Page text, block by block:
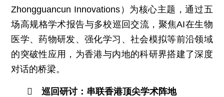
Zhongguancun Innovations）为核心主题，通过五
场高规格学术报告与多校巡回交流，聚焦AI在生物
医学、药物研发、强化学习、社会模拟等前沿领域
的突破性应用，为香港与内地的科研界搭建了深度
对话的桥梁。
 巡回研讨：串联香港顶尖学术阵地